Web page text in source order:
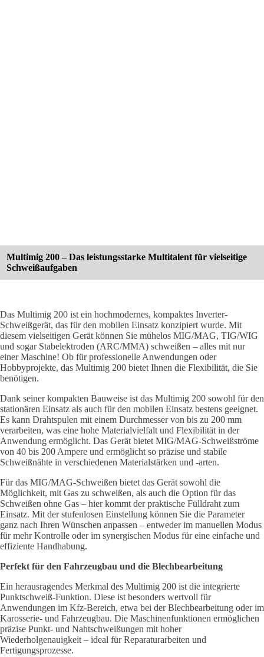
Multimig 200 – Das leistungsstarke Multitalent für vielseitige
Schweißaufgaben
Das Multimig 200 ist ein hochmodernes, kompaktes Inverter-
Schweißgerät, das für den mobilen Einsatz konzipiert wurde. Mit
diesem vielseitigen Gerät können Sie mühelos MIG/MAG, TIG/WIG
und sogar Stabelektroden (ARC/MMA) schweißen – alles mit nur
einer Maschine! Ob für professionelle Anwendungen oder
Hobbyprojekte, das Multimig 200 bietet Ihnen die Flexibilität, die Sie
benötigen.
Dank seiner kompakten Bauweise ist das Multimig 200 sowohl für den
stationären Einsatz als auch für den mobilen Einsatz bestens geeignet.
Es kann Drahtspulen mit einem Durchmesser von bis zu 200 mm
verarbeiten, was eine hohe Materialvielfalt und Flexibilität in der
Anwendung ermöglicht. Das Gerät bietet MIG/MAG-Schweißströme
von 40 bis 200 Ampere und ermöglicht so präzise und stabile
Schweißnähte in verschiedenen Materialstärken und -arten.
Für das MIG/MAG-Schweißen bietet das Gerät sowohl die
Möglichkeit, mit Gas zu schweißen, als auch die Option für das
Schweißen ohne Gas – hier kommt der praktische Fülldraht zum
Einsatz. Mit der stufenlosen Einstellung können Sie die Parameter
ganz nach Ihren Wünschen anpassen – entweder im manuellen Modus
für mehr Kontrolle oder im synergischen Modus für eine einfache und
effiziente Handhabung.
Perfekt für den Fahrzeugbau und die Blechbearbeitung
Ein herausragendes Merkmal des Multimig 200 ist die integrierte
Punktschweiß-Funktion. Diese ist besonders wertvoll für
Anwendungen im Kfz-Bereich, etwa bei der Blechbearbeitung oder im
Karosserie- und Fahrzeugbau. Die Maschinenfunktionen ermöglichen
präzise Punkt- und Nahtschweißungen mit hoher
Wiederholgenauigkeit – ideal für Reparaturarbeiten und
Fertigungsprozesse.